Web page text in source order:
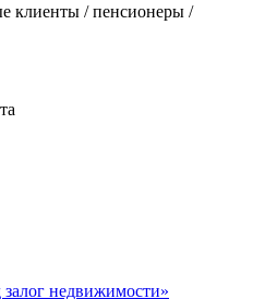
клиенты / пенсионеры /
недвижимости»